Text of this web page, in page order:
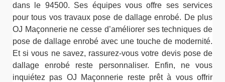
dans le 94500. Ses équipes vous offre ses services
pour tous vos travaux pose de dallage enrobé. De plus
OJ Maçonnerie ne cesse d’améliorer ses techniques de
pose de dallage enrobé avec une touche de modernité.
Et si vous ne savez, rassurez-vous votre devis pose de
dallage enrobé reste personnaliser. Enfin, ne vous
inquiétez pas OJ Maçonnerie reste prêt à vous offrir